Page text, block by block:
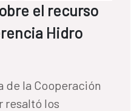
el recurso
Hidro
de la Cooperación
resaltó los